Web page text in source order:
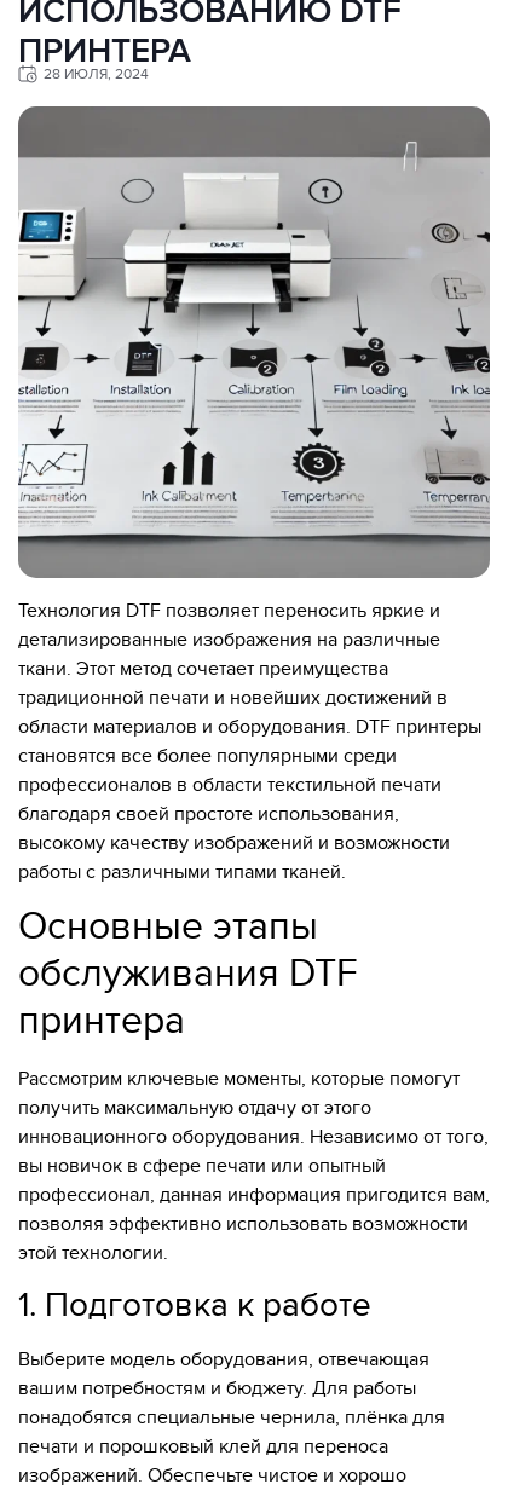
ИСПОЛЬЗОВАНИЮ DTF
ПРИНТЕРА
28 ИЮЛЯ, 2024
Технология DTF позволяет переносить яркие и
детализированные изображения на различные
ткани. Этот метод сочетает преимущества
традиционной печати и новейших достижений в
области материалов и оборудования. DTF принтеры
становятся все более популярными среди
профессионалов в области текстильной печати
благодаря своей простоте использования,
высокому качеству изображений и возможности
работы с различными типами тканей.
Основные этапы
обслуживания DTF
принтера
Рассмотрим ключевые моменты, которые помогут
получить максимальную отдачу от этого
инновационного оборудования. Независимо от того,
вы новичок в сфере печати или опытный
профессионал, данная информация пригодится вам,
позволяя эффективно использовать возможности
этой технологии.
1. Подготовка к работе
Выберите модель оборудования, отвечающая
вашим потребностям и бюджету. Для работы
понадобятся специальные чернила, плёнка для
печати и порошковый клей для переноса
изображений. Обеспечьте чистое и хорошо